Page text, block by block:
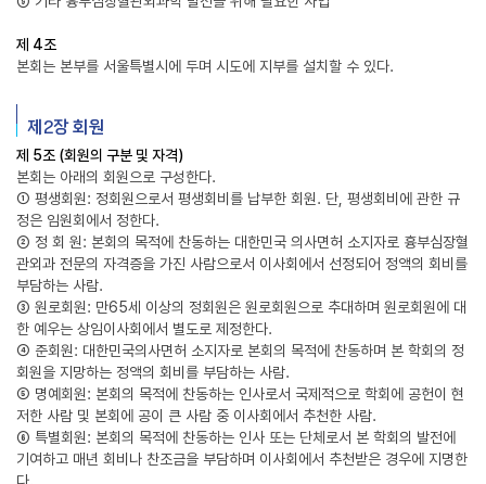
제 4조
본회는 본부를 서울특별시에 두며 시도에 지부를 설치할 수 있다.
제2장 회원
제 5조 (회원의 구분 및 자격)
본회는 아래의 회원으로 구성한다.
① 평생회원: 정회원으로서 평생회비를 납부한 회원. 단, 평생회비에 관한 규
정은 임원회에서 정한다.
② 정 회 원: 본회의 목적에 찬동하는 대한민국 의사면허 소지자로 흉부심장혈
관외과 전문의 자격증을 가진 사람으로서 이사회에서 선정되어 정액의 회비를
부담하는 사람.
③ 원로회원: 만65세 이상의 정회원은 원로회원으로 추대하며 원로회원에 대
한 예우는 상임이사회에서 별도로 제정한다.
④ 준회원: 대한민국의사면허 소지자로 본회의 목적에 찬동하며 본 학회의 정
회원을 지망하는 정액의 회비를 부담하는 사람.
⑤ 명예회원: 본회의 목적에 찬동하는 인사로서 국제적으로 학회에 공헌이 현
저한 사람 및 본회에 공이 큰 사람 중 이사회에서 추천한 사람.
⑥ 특별회원: 본회의 목적에 찬동하는 인사 또는 단체로서 본 학회의 발전에
기여하고 매년 회비나 찬조금을 부담하며 이사회에서 추천받은 경우에 지명한